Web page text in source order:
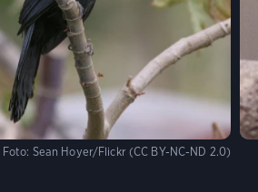
Foto: Sean Hoyer/Flickr (CC BY-NC-ND 2.0)